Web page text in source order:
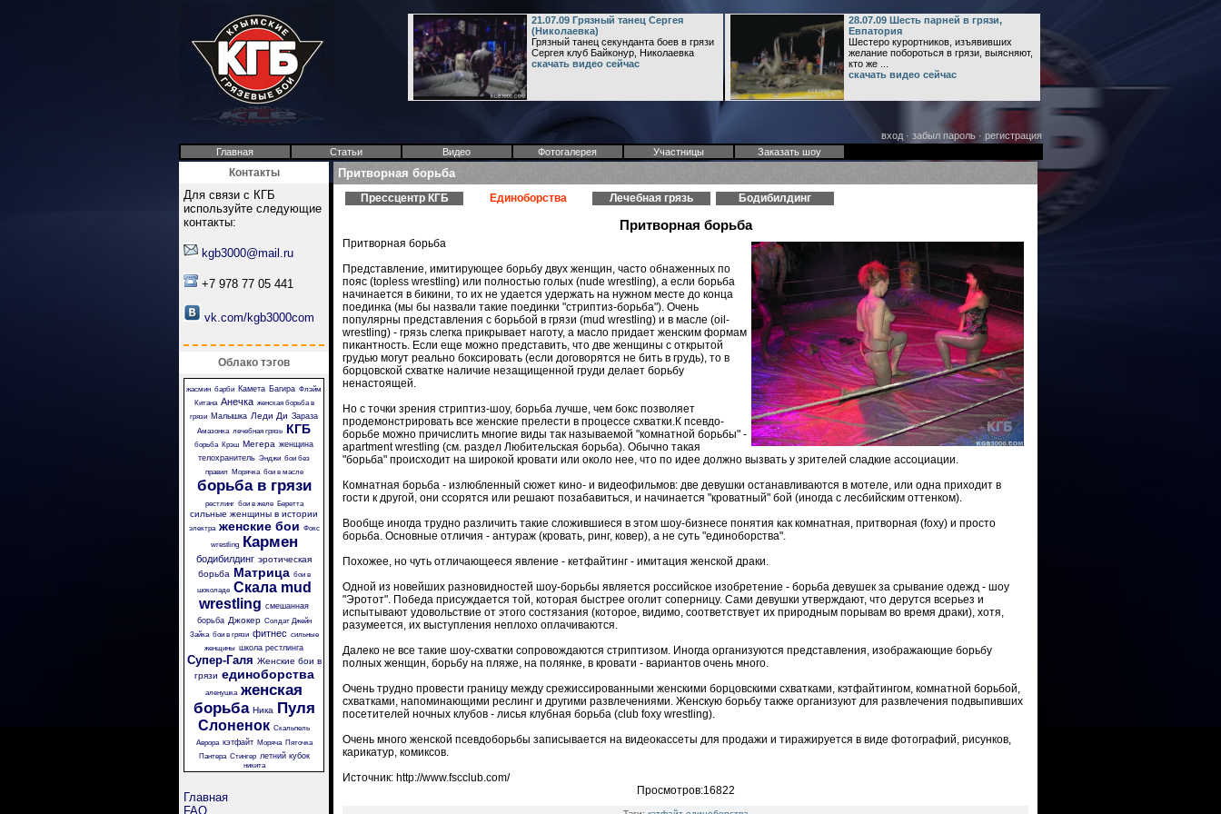
21.07.09 Грязный танец Сергея
(Николаевка)
Грязный танец секунданта боев в грязи
Сергея клуб Байконур, Николаевка
скачать видео сейчас
28.07.09 Шесть парней в грязи,
Евпатория
Шестеро курортников, изъявивших
желание побороться в грязи, выясняют,
кто же ...
скачать видео сейчас
вход· забыл пароль· регистрация
Главная
Статьи Видео Фотогалерея Участницы Заказать шоу
Контакты
Для связи с КГБ
используйте следующие
контакты:
kgb3000@mail.ru
+7 978 77 05 441
vk.com/kgb3000com
Облако тэгов
жасмин барби Камета Багира Флэйм
Китана Анечка женская борьба в
грязи Малышка Леди Ди Зараза
Амазонка лечебная грязь КГБ
борьба Крэш Мегера женщина
телохранитель Энджи бои без
правил
Морячка бои в масле
борьба в грязи
рестлинг бои в желе Беретта
сильные женщины в истории
электра женские бои Фокс
wrestling
Кармен
бодибилдинг эротическая
борьба Матрица бои в
шоколаде Скала mud
wrestling смешанная
борьба Джокер Солдат Джейн
Зайка бои в грязи фитнес сильные
женщины школа рестлинга
Супер-Галя Женские бои в
грязи единоборства
аленушка женская
борьба Ника Пуля
Слоненок Скальпель
Аврора кэтфайт Моряча
Пяточка
Пантера Стингер летний кубок
никита
Главная
FAQ
Притворная борьба
Прессцентр КГБ Единоборства Лечебная грязь Бодибилдинг
Притворная борьба
Притворная борьба
Представление, имитирующее борьбу двух женщин, часто обнаженных по
пояс (topless wrestling) или полностью голых (nude wrestling), а если борьба
начинается в бикини, то их не удается удержать на нужном месте до конца
поединка (мы бы назвали такие поединки "стриптиз-борьба"). Очень
популярны представления с борьбой в грязи (mud wrestling) и в масле (oil-
wrestling) - грязь слегка прикрывает наготу, а масло придает женским формам
пикантность. Если еще можно представить, что две женщины с открытой
грудью могут реально боксировать (если договорятся не бить в грудь), то в
борцовской схватке наличие незащищенной груди делает борьбу
ненастоящей.
Но с точки зрения стриптиз-шоу, борьба лучше, чем бокс позволяет
продемонстрировать все женские прелести в процессе схватки.К псевдо-
борьбе можно причислить многие виды так называемой "комнатной борьбы" -
apartment wrestling (см. раздел Любительская борьба). Обычно такая
"борьба" происходит на широкой кровати или около нее, что по идее должно вызвать у зрителей сладкие ассоциации.
Комнатная борьба - излюбленный сюжет кино- и видеофильмов: две девушки останавливаются в мотеле, или одна приходит в
гости к другой, они ссорятся или решают позабавиться, и начинается "кроватный" бой (иногда с лесбийским оттенком).
Вообще иногда трудно различить такие сложившиеся в этом шоу-бизнесе понятия как комнатная, притворная (foxy) и просто
борьба. Основные отличия - антураж (кровать, ринг, ковер), а не суть "единоборства".
Похожее, но чуть отличающееся явление - кетфайтинг - имитация женской драки.
Одной из новейших разновидностей шоу-борьбы является российское изобретение - борьба девушек за срывание одежд - шоу
"Эротот". Победа присуждается той, которая быстрее оголит соперницу. Сами девушки утверждают, что дерутся всерьез и
испытывают удовольствие от этого состязания (которое, видимо, соответствует их природным порывам во время драки), хотя,
разумеется, их выступления неплохо оплачиваются.
Далеко не все такие шоу-схватки сопровождаются стриптизом. Иногда организуются представления, изображающие борьбу
полных женщин, борьбу на пляже, на полянке, в кровати - вариантов очень много.
Очень трудно провести границу между срежиссированными женскими борцовскими схватками, кэтфайтингом, комнатной борьбой,
схватками, напоминающими реслинг и другими развлечениями. Женскую борьбу также организуют для развлечения подвыпивших
посетителей ночных клубов - лисья клубная борьба (club foxy wrestling).
Очень много женской псевдоборьбы записывается на видеокассеты для продажи и тиражируется в виде фотографий, рисунков,
карикатур, комиксов.
Источник: http://www.fscclub.com/
Просмотров:16822